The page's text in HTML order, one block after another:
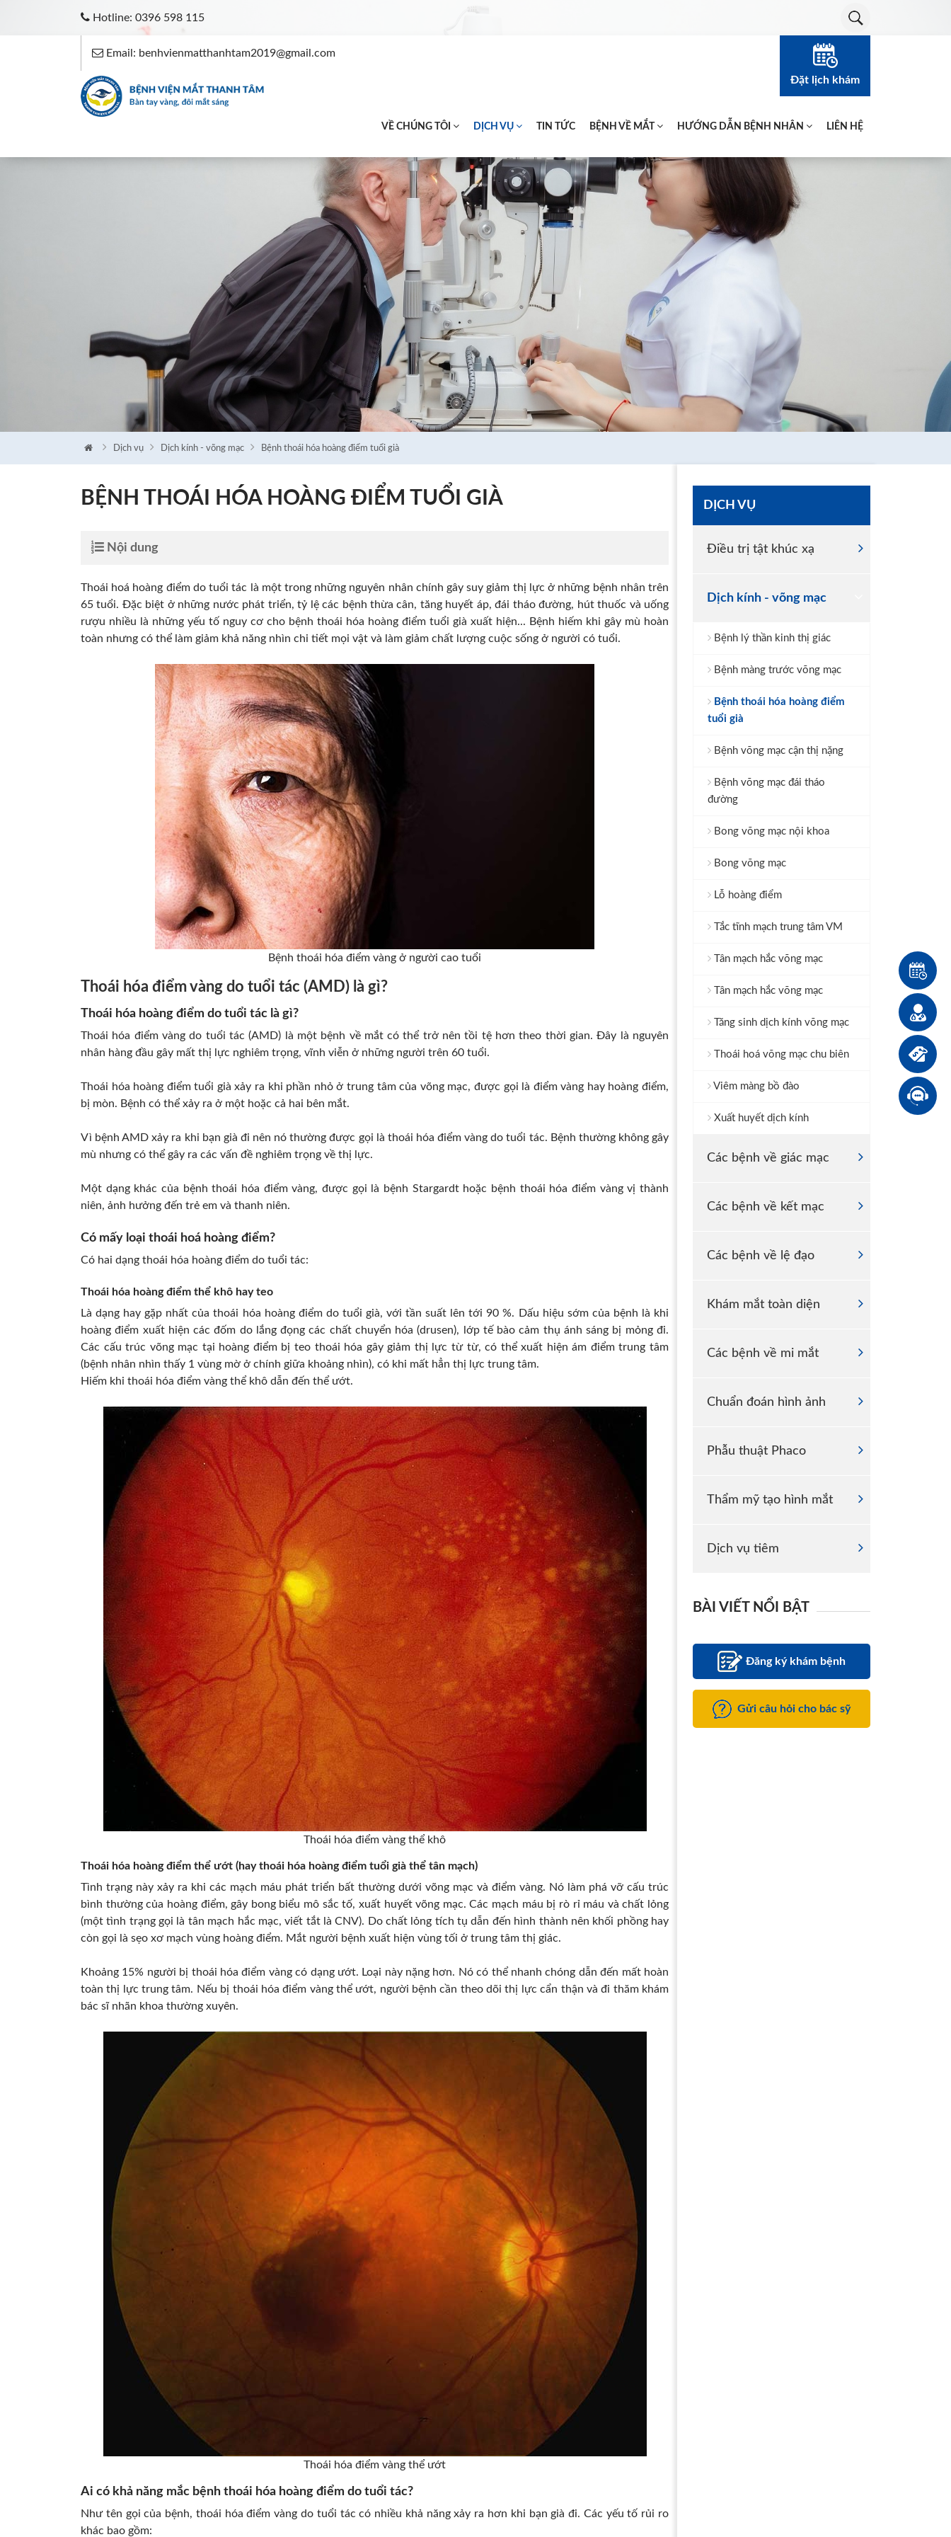
Hotline: 0396 598 115
Email: benhvienmatthanhtam2019@gmail.com
Đặt lịch khám
VỀ CHÚNG TÔI DỊCH VỤ TIN TỨC BỆNH VỀ MẮT HƯỚNG DẪN BỆNH NHÂN LIÊN HỆ
Loading...
Dịch vụ Dịch kính - võng mạc Bệnh thoái hóa hoàng điểm tuổi già
BỆNH THOÁI HÓA HOÀNG ĐIỂM TUỔI GIÀ
Nội dung
Thoái hoá hoàng điểm do tuổi tác là một trong những nguyên nhân chính gây suy giảm thị lực ở những bệnh nhân trên
65 tuổi. Đặc biệt ở những nước phát triển, tỷ lệ các bệnh thừa cân, tăng huyết áp, đái tháo đường, hút thuốc và uống
rượu nhiều là những yếu tố nguy cơ cho bệnh thoái hóa hoàng điểm tuổi già xuất hiện... Bệnh hiếm khi gây mù hoàn
toàn nhưng có thể làm giảm khả năng nhìn chi tiết mọi vật và làm giảm chất lượng cuộc sống ở người có tuổi.
Bệnh thoái hóa điểm vàng ở người cao tuổi
Thoái hóa điểm vàng do tuổi tác (AMD) là gì?
Thoái hóa hoàng điểm do tuổi tác là gì?
Thoái hóa điểm vàng do tuổi tác (AMD) là một bệnh về mắt có thể trở nên tồi tệ hơn theo thời gian. Đây là nguyên
nhân hàng đầu gây mất thị lực nghiêm trọng, vĩnh viễn ở những người trên 60 tuổi.
Thoái hóa hoàng điểm tuổi già xảy ra khi phần nhỏ ở trung tâm của võng mạc, được gọi là điểm vàng hay hoàng điểm,
bị mòn. Bệnh có thể xảy ra ở một hoặc cả hai bên mắt.
Vì bệnh AMD xảy ra khi bạn già đi nên nó thường được gọi là thoái hóa điểm vàng do tuổi tác. Bệnh thường không gây
mù nhưng có thể gây ra các vấn đề nghiêm trọng về thị lực.
Một dạng khác của bệnh thoái hóa điểm vàng, được gọi là bệnh Stargardt hoặc bệnh thoái hóa điểm vàng vị thành
niên, ảnh hưởng đến trẻ em và thanh niên.
Có mấy loại thoái hoá hoàng điểm?
Có hai dạng thoái hóa hoàng điểm do tuổi tác:
Thoái hóa hoàng điểm thể khô hay teo
Là dạng hay gặp nhất của thoái hóa hoàng điểm do tuổi già, với tần suất lên tới 90 %. Dấu hiệu sớm của bệnh là khi
hoàng điểm xuất hiện các đốm do lắng đọng các chất chuyển hóa (drusen), lớp tế bào cảm thụ ánh sáng bị mỏng đi.
Các cấu trúc võng mạc tại hoàng điểm bị teo thoái hóa gây giảm thị lực từ từ, có thể xuất hiện ám điểm trung tâm
(bệnh nhân nhìn thấy 1 vùng mờ ở chính giữa khoảng nhìn), có khi mất hẳn thị lực trung tâm.
Hiếm khi thoái hóa điểm vàng thể khô dẫn đến thể ướt.
Thoái hóa điểm vàng thể khô
Thoái hóa hoàng điểm thể ướt (hay thoái hóa hoàng điểm tuổi già thể tân mạch)
Tình trạng này xảy ra khi các mạch máu phát triển bất thường dưới võng mạc và điểm vàng. Nó làm phá vỡ cấu trúc
bình thường của hoàng điểm, gây bong biểu mô sắc tố, xuất huyết võng mạc. Các mạch máu bị rò rỉ máu và chất lỏng
(một tình trạng gọi là tân mạch hắc mạc, viết tắt là CNV). Do chất lỏng tích tụ dẫn đến hình thành nên khối phồng hay
còn gọi là sẹo xơ mạch vùng hoàng điểm. Mắt người bệnh xuất hiện vùng tối ở trung tâm thị giác.
Khoảng 15% người bị thoái hóa điểm vàng có dạng ướt. Loại này nặng hơn. Nó có thể nhanh chóng dẫn đến mất hoàn
toàn thị lực trung tâm. Nếu bị thoái hóa điểm vàng thể ướt, người bệnh cần theo dõi thị lực cẩn thận và đi thăm khám
bác sĩ nhãn khoa thường xuyên.
Thoái hóa điểm vàng thể ướt
Ai có khả năng mắc bệnh thoái hóa hoàng điểm do tuổi tác?
Như tên gọi của bệnh, thoái hóa điểm vàng do tuổi tác có nhiều khả năng xảy ra hơn khi bạn già đi. Các yếu tố rủi ro
khác bao gồm:
DỊCH VỤ
Điều trị tật khúc xạ
Dịch kính - võng mạc
Bệnh lý thần kinh thị giác
Bệnh màng trước võng mạc
Bệnh thoái hóa hoàng điểm
tuổi già
Bệnh võng mạc cận thị nặng
Bệnh võng mạc đái tháo
đường
Bong võng mạc nội khoa
Bong võng mạc
Lỗ hoàng điểm
Tắc tĩnh mạch trung tâm VM
Tân mạch hắc võng mạc
Tân mạch hắc võng mạc
Tăng sinh dịch kính võng mạc
Thoái hoá võng mạc chu biên
Viêm màng bồ đào
Xuất huyết dịch kính
Các bệnh về giác mạc
Các bệnh về kết mạc
Các bệnh về lệ đạo
Khám mắt toàn diện
Các bệnh về mi mắt
Chuẩn đoán hình ảnh
Phẫu thuật Phaco
Thẩm mỹ tạo hình mắt
Dịch vụ tiêm
BÀI VIẾT NỔI BẬT
Đăng ký khám bệnh
Gửi câu hỏi cho bác sỹ